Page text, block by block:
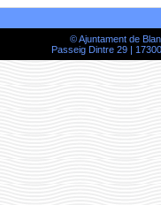
© Ajuntament de
Passeig Dintre 29 |